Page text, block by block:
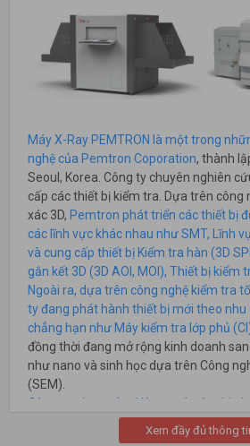
Máy X-Ray PEMTRON là một trong
nghệ của Pemtron Coporation, thành
Seoul, Korea. Công ty chuyên nghiên
cấp các thiết bị kiểm tra. Dựa trên công
xác 3D, Pemtron phát triển các thiết bị
các lĩnh vực khác nhau như SMT, Lĩnh
và cung cấp thiết bị Kiểm tra hàn (3D
gắn kết 3D (3D AOI, MOI), Thiết bị kiểm
Ngoài ra, dựa trên công nghệ kiểm tra
ty đang phát hành thiết bị mới theo
chẳng hạn như Máy kiểm tra lớp phủ
đồng thời đang mở rộng kinh doanh
như nano và sinh học dựa trên Công
(SEM).
Công ty có trụ sở tại Korea và các chi
Taiwan, HongKong, India, China,
Hà Việt Pro chuyên nhập khẩu, phân
Xem đầy đủ thông